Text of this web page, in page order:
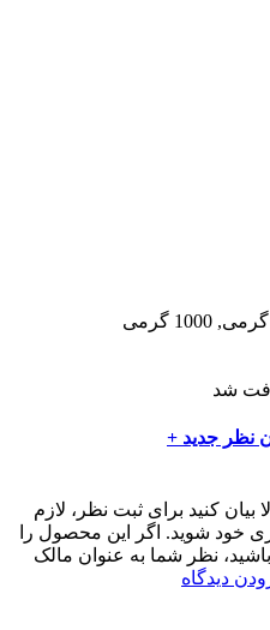
شد
نظر جدید +
بیان کنید برای ثبت نظر، لازم
خود شوید. اگر این محصول را
نظر شما به عنوان مالک
دیدگاه